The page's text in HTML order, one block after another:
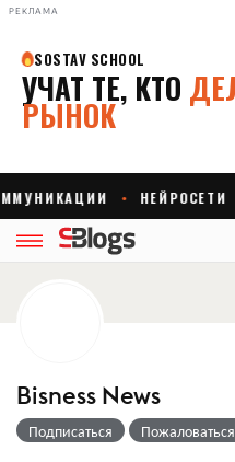
РЕКЛАМА
Bisness News
Подписаться Пожаловаться